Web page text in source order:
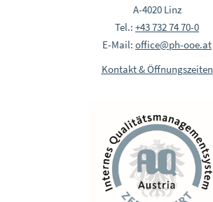
A-4020 Linz
Tel.: +43 732 74 70-0
E-Mail: office@ph-ooe.at
Kontakt & Öffnungszeiten